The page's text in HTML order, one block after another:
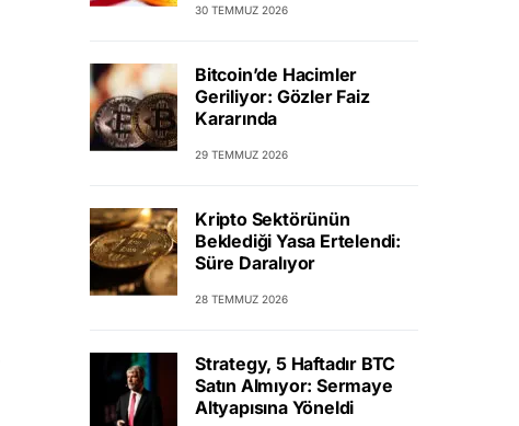
30 TEMMUZ 2026
Bitcoin’de Hacimler
Geriliyor: Gözler Faiz
Kararında
29 TEMMUZ 2026
Kripto Sektörünün
Beklediği Yasa Ertelendi:
Süre Daralıyor
28 TEMMUZ 2026
Strategy, 5 Haftadır BTC
Satın Almıyor: Sermaye
Altyapısına Yöneldi